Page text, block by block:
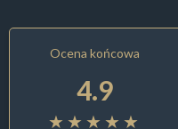
Ocena końcowa
4.9